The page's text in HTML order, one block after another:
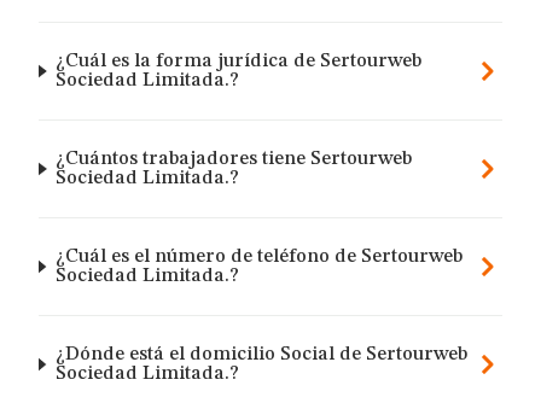
¿Cuál es la forma jurídica de Sertourweb
Sociedad Limitada.?
¿Cuántos trabajadores tiene Sertourweb
Sociedad Limitada.?
¿Cuál es el número de teléfono de Sertourweb
Sociedad Limitada.?
¿Dónde está el domicilio Social de Sertourweb
Sociedad Limitada.?